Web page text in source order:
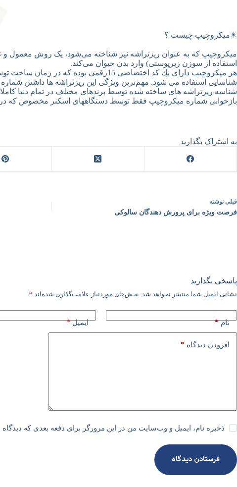
✴️میکروچیپ چیست ؟
میکروچیپ که به عنوان ریزتراشه نیز شناخته می‌شود، یک روش معمول
استفاده از سوزن زیرپوستی) وارد بدن حیوان می‌کند.
هر میكروچیپ دارای یك كد اختصاصی
شناسایی استفاده می شود. مهم‌ترین ویژگی این ریزتراشه ها داشتن
شناسه ریزتراشه های ساخته شده توسط برندهای مختلف در تمام دنیا
بازخوانی شماره میکروچیپ فقط توسط دستگاههای اسکنر مخصوص که در
به اشتراک بگذارید
قبلی نوشته
فرصت ویژه برای پرورش دهندگان سالوکی
پاسخی بگذارید
نشانی ایمیل شما منتشر نخواهد شد. بخش‌های موردنیاز علامت‌گذاری شده‌اند *
نام* ایمیل*
افزودن دیدگاه *
ذخیره نام، ایمیل و وب‌سایت من در این مرورگر برای دفعه بعدی که
فرستادن دیدگاه